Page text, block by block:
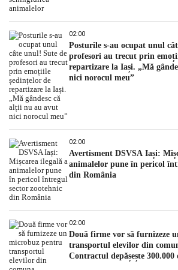
02:00
Posturile s-au ocupat unul
profesori au trecut prin
repartizare la Iași. „Mă
nici norocul meu”
02:00
Avertisment DSVSA Iași:
animalelor pune în pericol
din România
02:00
Două firme vor să furnizeze
transportul elevilor din
Contractul depășește 300.000